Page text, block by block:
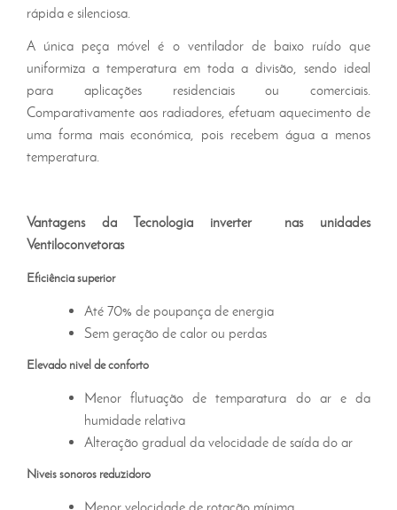
rápida e silenciosa.
A única peça móvel é o ventilador de baixo ruído que
uniformiza a temperatura em toda a divisão, sendo ideal
para aplicações residenciais ou comerciais.
Comparativamente aos radiadores, efetuam aquecimento de
uma forma mais económica, pois recebem água a menos
temperatura.
Vantagens da Tecnologia inverter nas unidades
Ventiloconvetoras
Eficiência superior
Até 70% de poupança de energia
Sem geração de calor ou perdas
Elevado nivel de conforto
Menor flutuação de temparatura do ar e da
humidade relativa
Alteração gradual da velocidade de saída do ar
Niveis sonoros reduzidoro